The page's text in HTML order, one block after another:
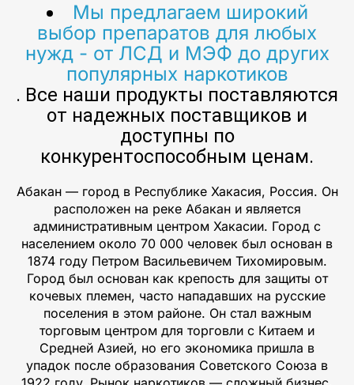
Мы предлагаем широкий
выбор препаратов для любых
нужд - от ЛСД и МЭФ до других
популярных наркотиков
. Все наши продукты поставляются
от надежных поставщиков и
доступны по
конкурентоспособным ценам.
Абакан — город в Республике Хакасия, Россия. Он
расположен на реке Абакан и является
административным центром Хакасии. Город с
населением около 70 000 человек был основан в
1874 году Петром Васильевичем Тихомировым.
Город был основан как крепость для защиты от
кочевых племен, часто нападавших на русские
поселения в этом районе. Он стал важным
торговым центром для торговли с Китаем и
Средней Азией, но его экономика пришла в
упадок после образования Советского Союза в